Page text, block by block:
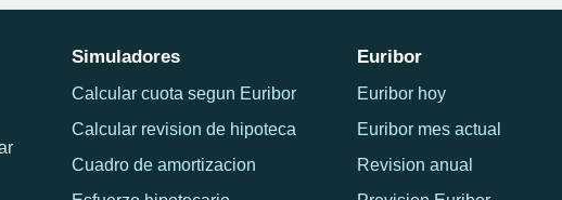
Simuladores
Calcular cuota segun Euribor
Calcular revision de hipoteca
Cuadro de amortizacion
Euribor
Euribor hoy
Euribor mes actual
Revision anual